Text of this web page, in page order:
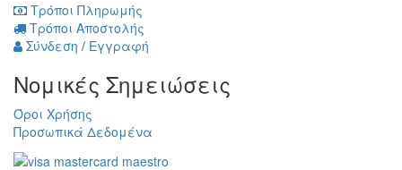
Τρόποι Πληρωμής
Τρόποι Αποστολής
Σύνδεση / Εγγραφή
Νομικές Σημειώσεις
Όροι Χρήσης
Προσωπικά Δεδομένα